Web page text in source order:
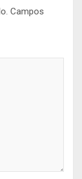
Campos